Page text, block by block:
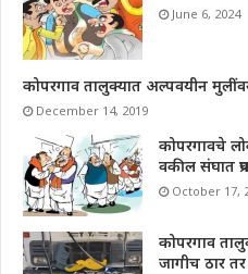
June 6, 2024
कोपरगाव तालुक्यात अल्पवयीन
December 14, 2019
कोपरगावचे
वकील संघात
October 17,
कोपरगाव
जागीच ठार